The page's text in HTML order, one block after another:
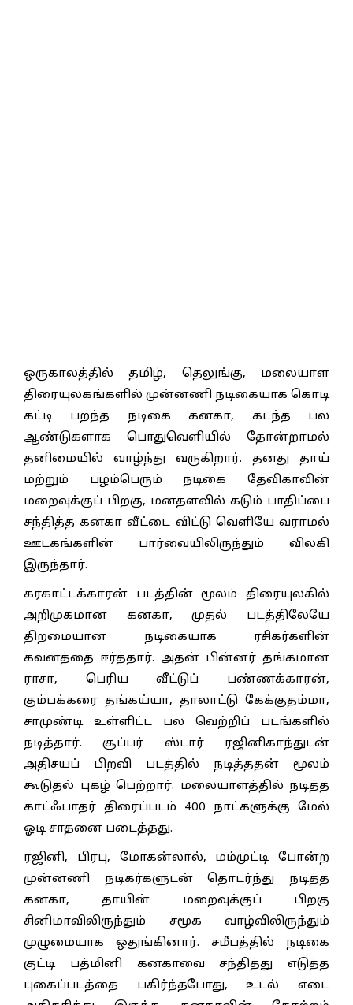
ஒருகாலத்தில் தமிழ், தெலுங்கு, மலையாள
திரையுலகங்களில் முன்னணி நடிகையாக கொடி
கட்டி பறந்த நடிகை கனகா, கடந்த பல
ஆண்டுகளாக பொதுவெளியில் தோன்றாமல்
தனிமையில் வாழ்ந்து வருகிறார். தனது தாய்
மற்றும் பழம்பெரும் நடிகை தேவிகாவின்
மறைவுக்குப் பிறகு, மனதளவில் கடும் பாதிப்பை
சந்தித்த கனகா வீட்டை விட்டு வெளியே வராமல்
ஊடகங்களின் பார்வையிலிருந்தும் விலகி
இருந்தார்.
கரகாட்டக்காரன் படத்தின் மூலம் திரையுலகில்
அறிமுகமான கனகா, முதல் படத்திலேயே
திறமையான நடிகையாக ரசிகர்களின்
கவனத்தை ஈர்த்தார். அதன் பின்னர் தங்கமான
ராசா, பெரிய வீட்டுப் பண்ணக்காரன்,
கும்பக்கரை தங்கய்யா, தாலாட்டு கேக்குதம்மா,
சாமுண்டி உள்ளிட்ட பல வெற்றிப் படங்களில்
நடித்தார். சூப்பர் ஸ்டார் ரஜினிகாந்துடன்
அதிசயப் பிறவி படத்தில் நடித்ததன் மூலம்
கூடுதல் புகழ் பெற்றார். மலையாளத்தில் நடித்த
காட்ஃபாதர் திரைப்படம் 400 நாட்களுக்கு மேல்
ஓடி சாதனை படைத்தது.
ரஜினி, பிரபு, மோகன்லால், மம்முட்டி போன்ற
முன்னணி நடிகர்களுடன் தொடர்ந்து நடித்த
கனகா, தாயின் மறைவுக்குப் பிறகு
சினிமாவிலிருந்தும் சமூக வாழ்விலிருந்தும்
முழுமையாக ஒதுங்கினார். சமீபத்தில் நடிகை
குட்டி பத்மினி கனகாவை சந்தித்து எடுத்த
புகைப்படத்தை பகிர்ந்தபோது, உடல் எடை